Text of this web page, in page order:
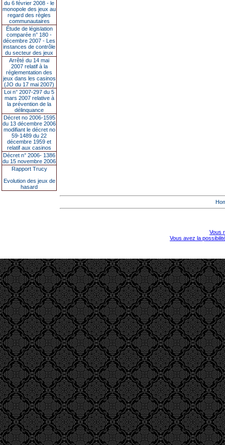
du 6 février 2008 - le
monopole des jeux au
regard des règles
communautaires
Étude de législation
comparée n° 180 -
décembre 2007 - Les
instances de contrôle
du secteur des jeux
Arrêté du 14 mai
2007 relatif à la
réglementation des
jeux dans les casinos
(JO du 17 mai 2007)
Loi n° 2007-297 du 5
mars 2007 relative à
la prévention de la
délinquance
Décret no 2006-1595
du 13 décembre 2006
modifiant le décret no
59-1489 du 22
décembre 1959 et
relatif aux casinos
Décret n° 2006- 1386
du 15 novembre 2006
Rapport Trucy
Evolution des jeux de
hasard
Vous
Vous avez la